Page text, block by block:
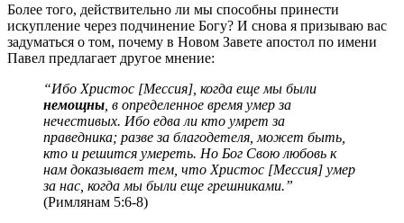
Более того, действительно ли мы способны принести
искупление через подчинение Богу? И снова я призываю вас
задуматься о том, почему в Новом Завете апостол по имени
Павел предлагает другое мнение:
“Ибо Христос [Мессия], когда еще мы были
немощны , в определенное время умер за
нечестивых. Ибо едва ли кто умрет за
праведника; разве за благодетеля, может быть,
кто и решится умереть. Но Бог Свою любовь к
нам доказывает тем, что Христос [Мессия] умер
за нас, когда мы были еще грешниками.”
(Римлянам 5:6-8)